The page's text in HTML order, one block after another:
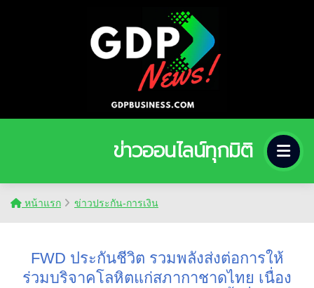
ข่าวออนไลน์ทุกมิติ
หน้าแรก ข่าวประกัน-การเงิน
FWD ประกันชีวิต รวมพลังส่งต่อการให้
ร่วมบริจาคโลหิตแก่สภากาชาดไทย เนื่อง